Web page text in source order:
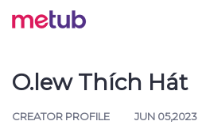
O.lew Thích Hát
CREATOR PROFILE JUN 05,2023